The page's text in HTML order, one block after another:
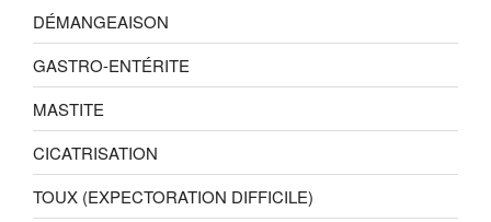
DÉMANGEAISON
GASTRO-ENTÉRITE
MASTITE
CICATRISATION
TOUX (EXPECTORATION DIFFICILE)